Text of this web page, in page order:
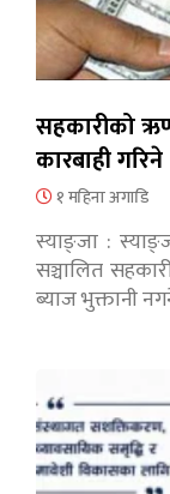
सहकारीको
कारबाही गरिने
१ महिना अगाडि
स्याङ्जा :
सञ्चालित
ब्याज भुक्तानी